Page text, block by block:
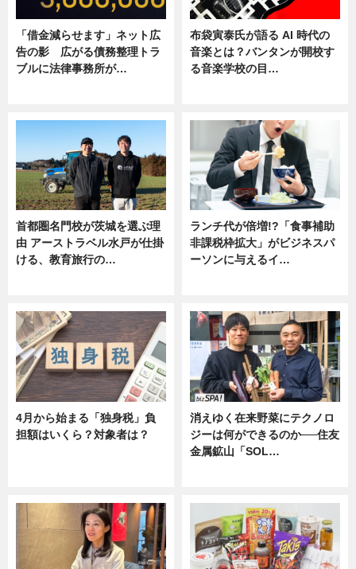
「借金減らせます」ネット広
告の影 広がる債務整理トラ
ブルに法律事務所が…
布袋寅泰氏が語る AI 時代の
音楽とは？バンタンが開校す
る音楽学校の目…
首都圏名門校が茨城を選ぶ理
由 アーストラベル水戸が仕掛
ける、教育旅行の…
ランチ代が倍増!?「食事補助
非課税枠拡大」がビジネスパ
ーソンに与えるイ…
4月から始まる「独身税」負
担額はいくら？対象者は？
消えゆく在来野菜にテクノロ
ジーは何ができるのか──住友
金属鉱山「SOL…